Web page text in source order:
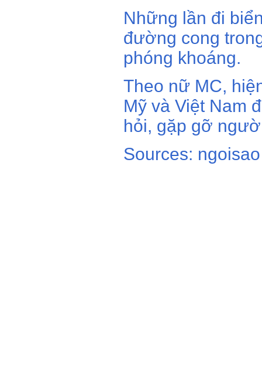
Những lần đi
đường cong
phóng khoáng.
Theo nữ MC,
Mỹ và Việt Nam
hỏi, gặp gỡ
Sources: ngoisao